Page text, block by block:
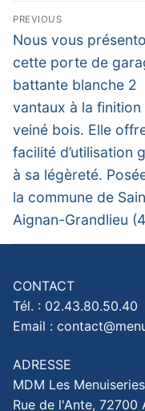
Navigation
de
l’article
PREVIOUS
Previous
post:
Nous vous
cette porte de
battante blanche 2
vantaux à la finition
veiné bois. Elle
facilité d’utilisation
à sa légèreté.
la commune de
Aignan-Grandlieu
CONTACT
Tél. : 02.43.80.50.40
Email :
ADRESSE
MDM Les
Rue de l'Ante, 72700